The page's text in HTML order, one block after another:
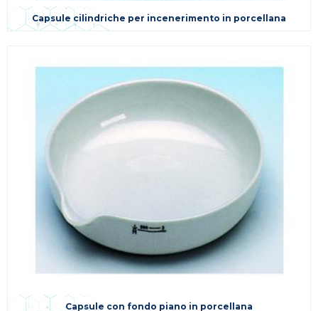
Capsule cilindriche per incenerimento in porcellana
Capsule con fondo piano in porcellana